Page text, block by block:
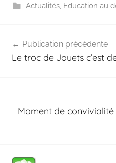
Actualités, Education au
de
Publication précédente
Le troc de Jouets c’est
Moment de